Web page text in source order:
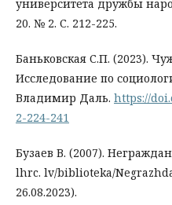
университета дружбы
20. № 2. С. 212-225.
Баньковская С.П. (2023).
Исследование по
Владимир Даль. https://
2-224-241
Бузаев В. (2007).
lhrc. lv/biblioteka/
26.08.2023).